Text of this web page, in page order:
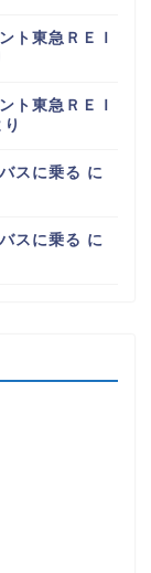
ト東急ＲＥＩ
ト東急ＲＥＩ
り
スに乗る に
スに乗る に